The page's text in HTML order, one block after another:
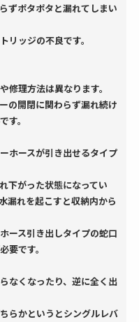
ずポタポタと漏れてしまい
リッジの不良です。
修理方法は異なります。
の開閉に関わらず漏れ続け
す。
ホースが引き出せるタイプ
下がった状態になってい
漏れを起こすと収納内から
ース引き出しタイプの蛇口
要です。
なくなったり、逆に全く出
らかというとシングルレバ